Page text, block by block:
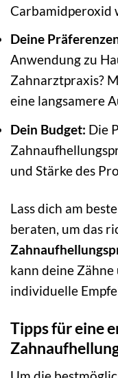
Carbamidperoxid
Deine
Anwendung zu
Zahnarztpraxis?
eine langsamere
Dein Budget: Die
und Stärke des
Lass dich am
beraten, um das
kann deine
individuelle
Tipps für eine